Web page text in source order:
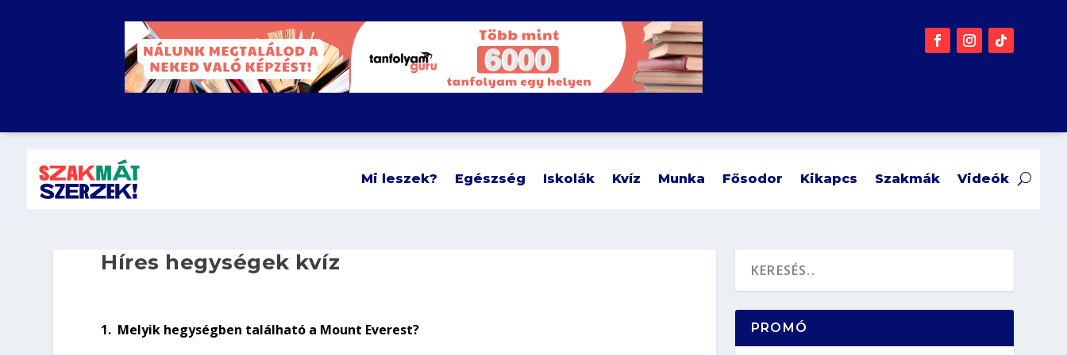
.
Mi leszek? Egészség Iskolák Kvíz Munka Fősodor Kikapcs Szakmák Videók
Híres hegységek kvíz
1. Melyik hegységben található a Mount Everest? PROMÓ